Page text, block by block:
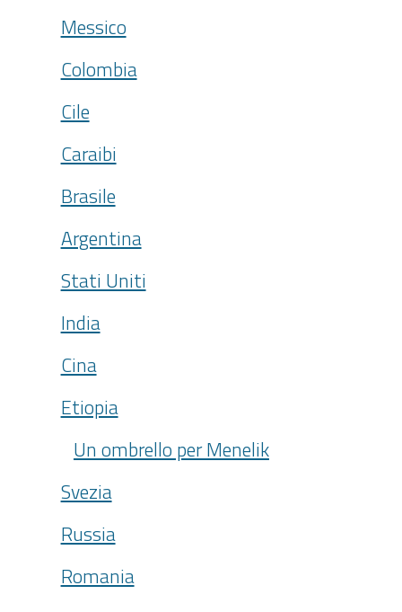
Messico
Colombia
Cile
Caraibi
Brasile
Argentina
Stati Uniti
India
Cina
Etiopia
Un ombrello per Menelik
Svezia
Russia
Romania